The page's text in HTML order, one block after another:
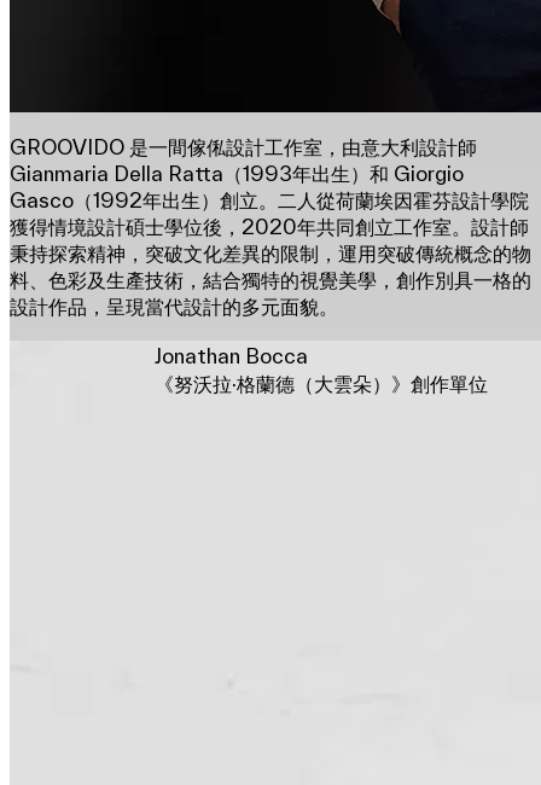
GROOVIDO 是一間傢俬設計工作室，由意大利設計師
Gianmaria Della Ratta（1993年出生）和 Giorgio
Gasco（1992年出生）創立。二人從荷蘭埃因霍芬設計學院
獲得情境設計碩士學位後，2020年共同創立工作室。設計師
秉持探索精神，突破文化差異的限制，運用突破傳統概念的物
料、色彩及生產技術，結合獨特的視覺美學，創作別具一格的
設計作品，呈現當代設計的多元面貌。
Jonathan Bocca
《努沃拉·格蘭德（大雲朵）》創作單位